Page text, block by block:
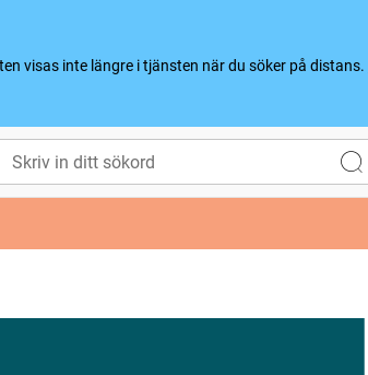
visas inte längre i tjänsten när du söker på distans.